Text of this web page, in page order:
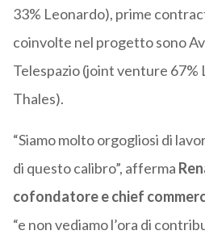
33% Leonardo), prime
coinvolte nel progetto sono
Telespazio (joint venture 67%
Thales).
“Siamo molto orgogliosi di
di questo calibro”, afferma
cofondatore e chief
“e non vediamo l’ora di